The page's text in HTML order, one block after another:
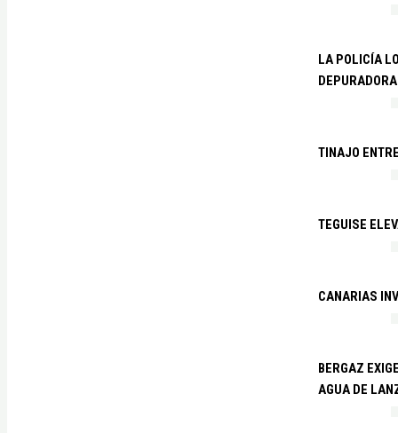
LA POLICÍA
TINAJO
TEGUISE
CANARIAS
BERGAZ
AGUA DE